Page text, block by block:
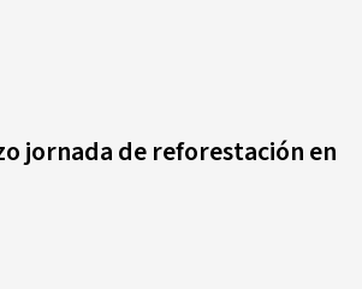
jornada de reforestación en